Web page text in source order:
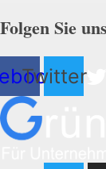
Folgen Sie uns
Twitter